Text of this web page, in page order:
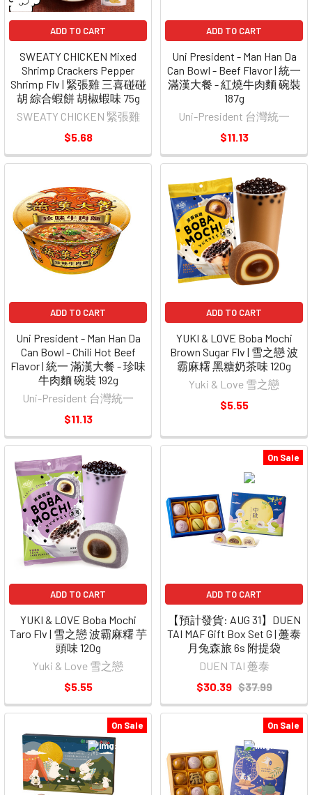
ADD TO CART
SWEATY CHICKEN Mixed
Shrimp Crackers Pepper
Shrimp Flv | 緊張雞 三喜碰碰
胡 綜合蝦餅 胡椒蝦味 75g
SWEATY CHICKEN 緊張雞
$5.68
ADD TO CART
Uni President - Man Han Da
Can Bowl - Beef Flavor | 統一
滿漢大餐 - 紅燒牛肉麵 碗裝
187g
Uni-President 台灣統一
$11.13
ADD TO CART
Uni President - Man Han Da
Can Bowl - Chili Hot Beef
Flavor | 統一 滿漢大餐 - 珍味
牛肉麵 碗裝 192g
Uni-President 台灣統一
$11.13
ADD TO CART
YUKI & LOVE Boba Mochi
Brown Sugar Flv | 雪之戀 波
霸麻糬 黑糖奶茶味 120g
Yuki & Love 雪之戀
$5.55
ADD TO CART
YUKI & LOVE Boba Mochi
Taro Flv | 雪之戀 波霸麻糬 芋
頭味 120g
Yuki & Love 雪之戀
$5.55
On Sale
ADD TO CART
【預計發貨: AUG 31】DUEN
TAI MAF Gift Box Set G | 躉泰
月兔森旅 6s 附提袋
DUEN TAI 躉泰
$30.39 $37.99
On Sale On Sale